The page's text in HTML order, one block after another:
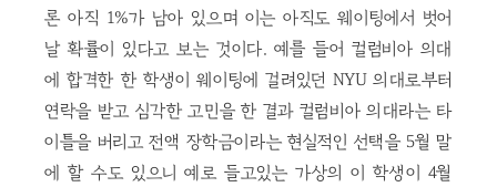
론 아직 1%가 남아 있으며 이는 아직도 웨이팅에서 벗어
날 확률이 있다고 보는 것이다. 예를 들어 컬럼비아 의대
에 합격한 한 학생이 웨이팅에 걸려있던 NYU 의대로부터
연락을 받고 심각한 고민을 한 결과 컬럼비아 의대라는 타
이틀을 버리고 전액 장학금이라는 현실적인 선택을 5월 말
에 할 수도 있으니 예로 들고있는 가상의 이 학생이 4월